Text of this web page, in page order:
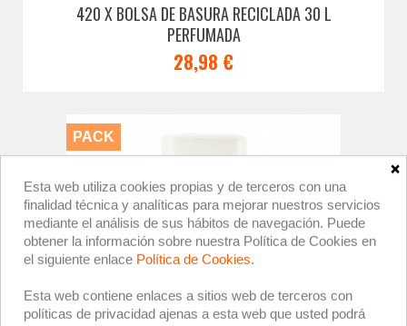
420 X BOLSA DE BASURA RECICLADA 30 L
PERFUMADA
28,98 €
PACK
×
Esta web utiliza cookies propias y de terceros con una
finalidad técnica y analíticas para mejorar nuestros servicios
mediante el análisis de sus hábitos de navegación. Puede
obtener la información sobre nuestra Política de Cookies en
el siguiente enlace Política de Cookies.
Esta web contiene enlaces a sitios web de terceros con
políticas de privacidad ajenas a esta web que usted podrá